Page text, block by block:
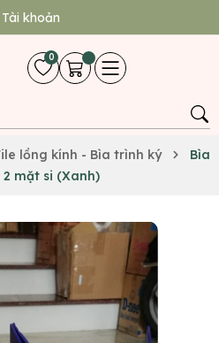
Tài khoản
0
lồng kính - Bìa trình ký
Bìa
2 mặt si (Xanh)